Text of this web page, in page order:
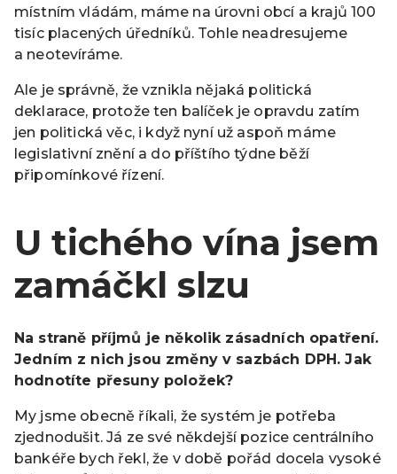
místním vládám, máme na úrovni obcí a krajů 100
tisíc placených úředníků. Tohle neadresujeme
a neotevíráme.
Ale je správně, že vznikla nějaká politická
deklarace, protože ten balíček je opravdu zatím
jen politická věc, i když nyní už aspoň máme
legislativní znění a do příštího týdne běží
připomínkové řízení.
U tichého vína jsem
zamáčkl slzu
Na straně příjmů je několik zásadních opatření.
Jedním z nich jsou změny v sazbách DPH. Jak
hodnotíte přesuny položek?
My jsme obecně říkali, že systém je potřeba
zjednodušit. Já ze své někdejší pozice centrálního
bankéře bych řekl, že v době pořád docela vysoké